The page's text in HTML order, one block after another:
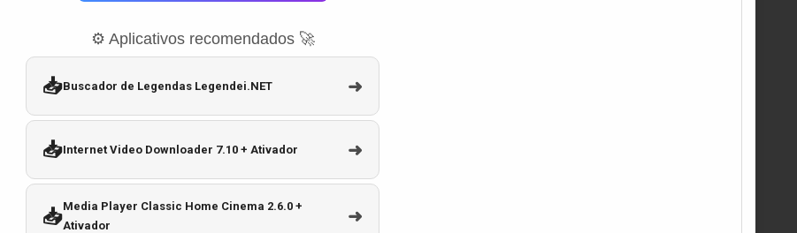
⚙️ Aplicativos recomendados 🚀
📥Buscador de Legendas Legendei.NET ➜
📥Internet Video Downloader 7.10 + Ativador ➜
📥Media Player Classic Home Cinema 2.6.0 +
Ativador
➜